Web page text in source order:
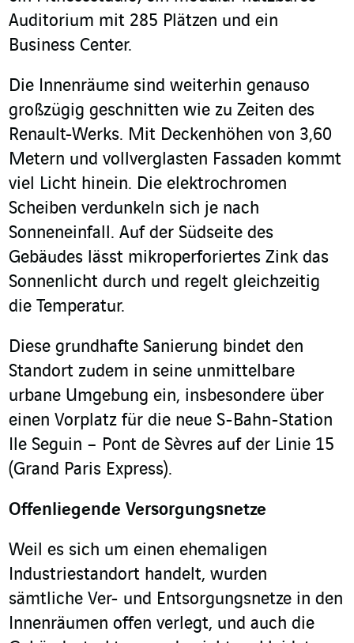
Auditorium mit 285 Plätzen und ein
Business Center.
Die Innenräume sind weiterhin genauso
großzügig geschnitten wie zu Zeiten des
Renault-Werks. Mit Deckenhöhen von 3,60
Metern und vollverglasten Fassaden kommt
viel Licht hinein. Die elektrochromen
Scheiben verdunkeln sich je nach
Sonneneinfall. Auf der Südseite des
Gebäudes lässt mikroperforiertes Zink das
Sonnenlicht durch und regelt gleichzeitig
die Temperatur.
Diese grundhafte Sanierung bindet den
Standort zudem in seine unmittelbare
urbane Umgebung ein, insbesondere über
einen Vorplatz für die neue S-Bahn-Station
Ile Seguin – Pont de Sèvres auf der Linie 15
(Grand Paris Express).
Offenliegende Versorgungsnetze
Weil es sich um einen ehemaligen
Industriestandort handelt, wurden
sämtliche Ver- und Entsorgungsnetze in den
Innenräumen offen verlegt, und auch die